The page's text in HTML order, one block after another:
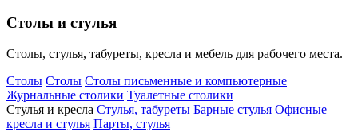
Столы и стулья
Столы, стулья, табуреты, кресла и мебель для рабочего места.
Столы Столы Столы письменные и компьютерные
Журнальные столики Туалетные столики
Стулья и кресла Стулья, табуреты Барные стулья Офисные
кресла и стулья Парты, стулья